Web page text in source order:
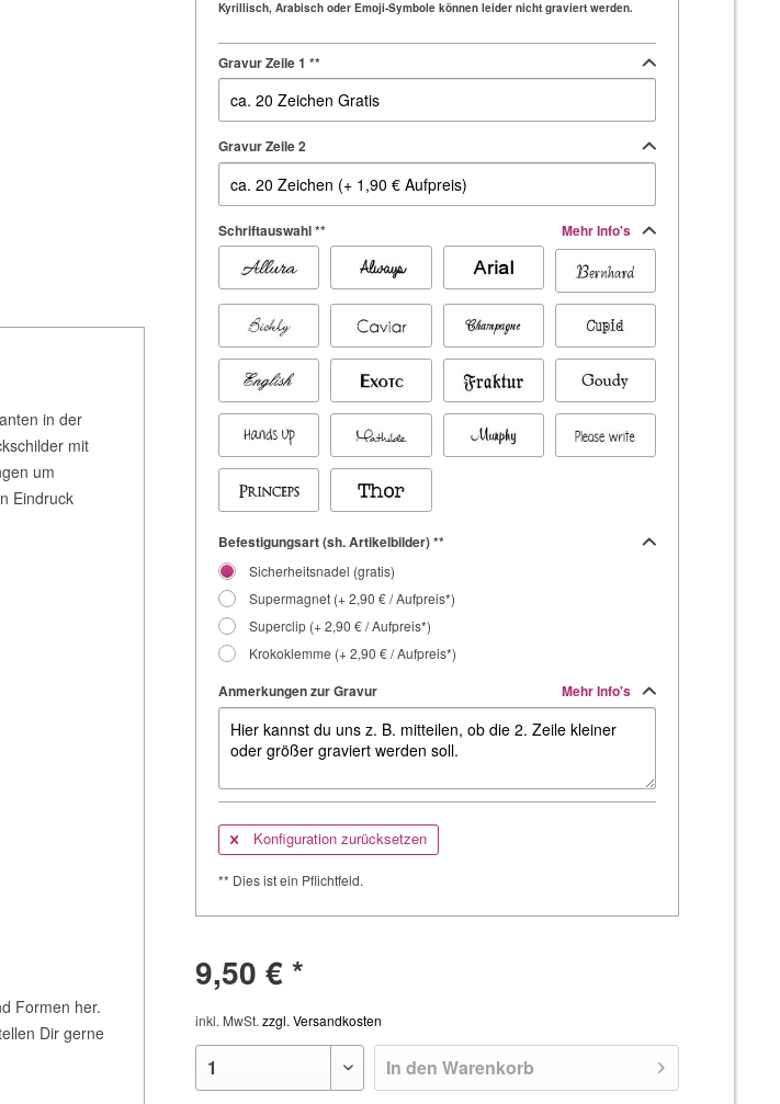
in der
mit
um
Eindruck
Formen her.
Dir gerne
Kyrillisch, Arabisch oder Emoji-Symbole können leider nicht graviert werden.
Gravur Zeile 1 **
Gravur Zeile 2
Schriftauswahl ** Mehr Info's
Befestigungsart (sh. Artikelbilder) **
Sicherheitsnadel (gratis)
Supermagnet (+ 2,90 € / Aufpreis*)
Superclip (+ 2,90 € / Aufpreis*)
Krokoklemme (+ 2,90 € / Aufpreis*)
Anmerkungen zur Gravur Mehr Info's
Konfiguration zurücksetzen
** Dies ist ein Pflichtfeld.
9,50 € *
inkl. MwSt.zzgl. Versandkosten
In den Warenkorb